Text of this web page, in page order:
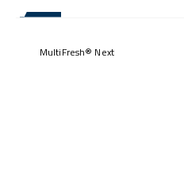
MultiFresh® Next